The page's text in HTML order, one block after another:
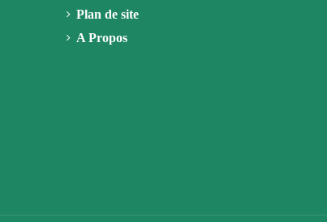
Plan de site
A Propos